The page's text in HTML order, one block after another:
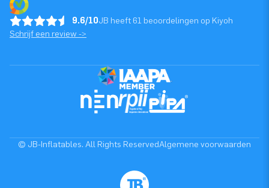
9.6/10JB heeft 61 beoordelingen op Kiyoh
Schrijf een review ->
© JB-Inflatables. All Rights ReservedAlgemene voorwaarden